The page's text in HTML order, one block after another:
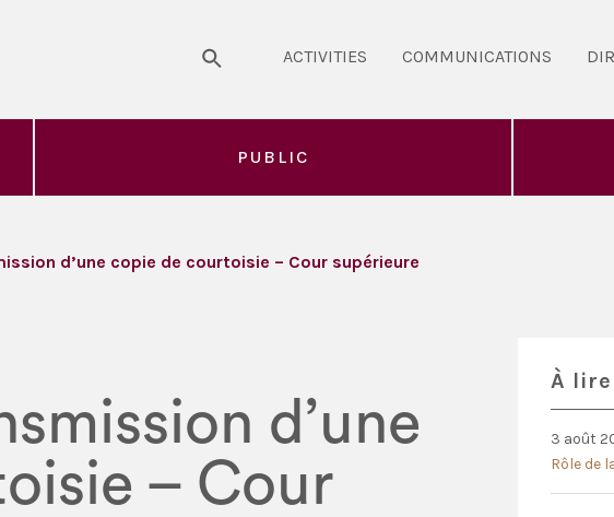
ACTIVITIES COMMUNICATIONS
PUBLIC
d’une copie de courtoisie – Cour supérieure
d’une
– Cour
À
3 août
Rôle de